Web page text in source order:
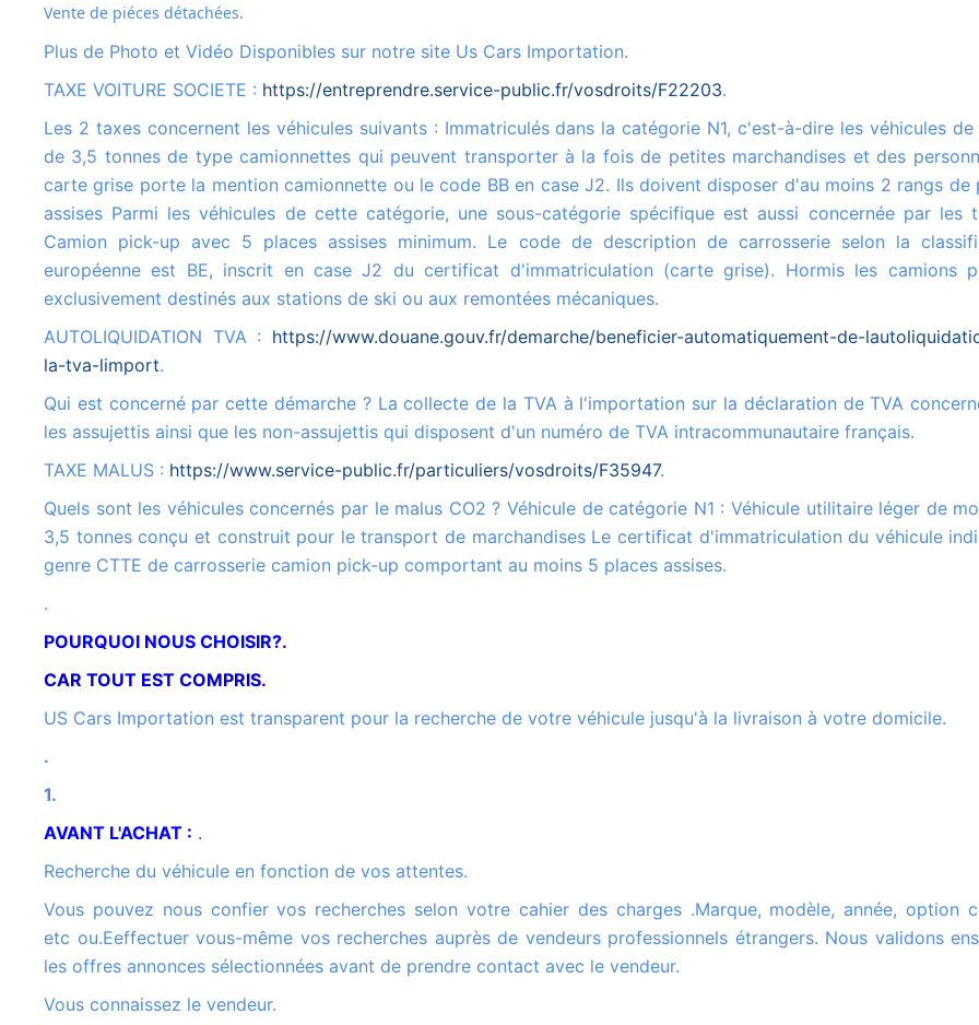
Vente de piéces détachées.
Plus de Photo et Vidéo Disponibles sur notre site Us Cars Importation.
TAXE VOITURE SOCIETE : https://entreprendre.service-public.fr/vosdroits/F22203.
Les 2 taxes concernent les véhicules suivants : Immatriculés dans la catégorie N1, c'est-à-dire les véhicules de moins
de 3,5 tonnes de type camionnettes qui peuvent transporter à la fois de petites marchandises et des
carte grise porte la mention camionnette ou le code BB en case J2. Ils doivent disposer d'au moins 2 rangs de
assises Parmi les véhicules de cette catégorie, une sous-catégorie spécifique est aussi concernée par les
Camion pick-up avec 5 places assises minimum. Le code de description de carrosserie selon la
européenne est BE, inscrit en case J2 du certificat d'immatriculation (carte grise). Hormis les camions
exclusivement destinés aux stations de ski ou aux remontées mécaniques.
AUTOLIQUIDATION TVA : https://www.douane.gouv.fr/demarche/beneficier-automatiquement-de-
la-tva-limport.
Qui est concerné par cette démarche ? La collecte de la TVA à l'importation sur la déclaration de TVA concerne tous
les assujettis ainsi que les non-assujettis qui disposent d'un numéro de TVA intracommunautaire français.
TAXE MALUS : https://www.service-public.fr/particuliers/vosdroits/F35947.
Quels sont les véhicules concernés par le malus CO2 ? Véhicule de catégorie N1 : Véhicule utilitaire léger de moins de
3,5 tonnes conçu et construit pour le transport de marchandises Le certificat d'immatriculation du véhicule
genre CTTE de carrosserie camion pick-up comportant au moins 5 places assises.
.
POURQUOI NOUS CHOISIR?.
CAR TOUT EST COMPRIS.
US Cars Importation est transparent pour la recherche de votre véhicule jusqu'à la livraison à votre domicile.
.
1.
AVANT L'ACHAT : .
Recherche du véhicule en fonction de vos attentes.
Vous pouvez nous confier vos recherches selon votre cahier des charges .Marque, modèle, année, option couleur
etc ou.Eeffectuer vous-même vos recherches auprès de vendeurs professionnels étrangers. Nous validons
les offres annonces sélectionnées avant de prendre contact avec le vendeur.
Vous connaissez le vendeur.